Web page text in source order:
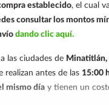
establecido, el cual
consultar los montos
dando clic aquí.
las ciudades de
realizan antes de las 15:00
mismo día y tienen un